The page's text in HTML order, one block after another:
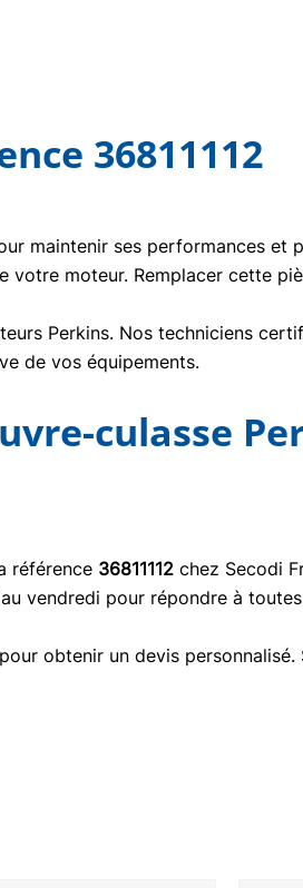
36811112
maintenir ses performances et
moteur. Remplacer cette
Perkins. Nos techniciens
de vos équipements.
culasse
référence 36811112 chez Secodi
vendredi pour répondre à
obtenir un devis